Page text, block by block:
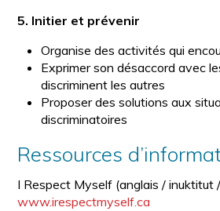
5. Initier et prévenir
Organise des activités qui
Exprimer son désaccord avec
discriminent les autres
Proposer des solutions aux
discriminatoires
Ressources
I Respect Myself (anglais / inuktitut
www.irespectmyself.ca